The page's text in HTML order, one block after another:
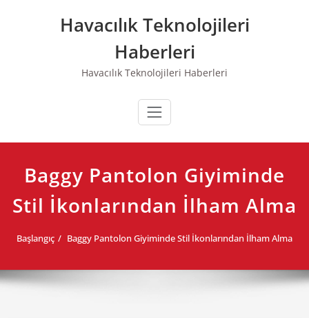
Havacılık Teknolojileri
Haberleri
Havacılık Teknolojileri Haberleri
Baggy Pantolon Giyiminde
Stil İkonlarından İlham Alma
Başlangıç Baggy Pantolon Giyiminde Stil İkonlarından İlham Alma